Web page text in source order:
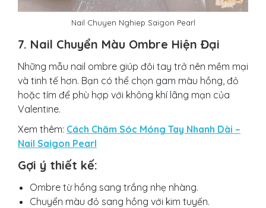
Nail Chuyen Nghiep Saigon Pearl
7. Nail Chuyển Màu Ombre Hiện Đại
Những mẫu nail ombre giúp đôi tay trở nên mềm mại
và tinh tế hơn. Bạn có thể chọn gam màu hồng, đỏ
hoặc tím để phù hợp với không khí lãng mạn của
Valentine.
Xem thêm: Cách Chăm Sóc Móng Tay Nhanh Dài –
Nail Saigon Pearl
Gợi ý thiết kế:
Ombre từ hồng sang trắng nhẹ nhàng.
Chuyển màu đỏ sang hồng với kim tuyến.